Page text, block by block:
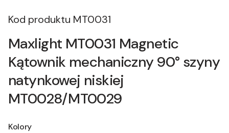
Kod produktu MT0031
Maxlight MT0031 Magnetic
Kątownik mechaniczny 90° szyny
natynkowej niskiej
MT0028/MT0029
Kolory